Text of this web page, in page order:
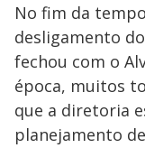
No fim da
desligamento
fechou com o
época, muitos
que a diretoria
planejamento